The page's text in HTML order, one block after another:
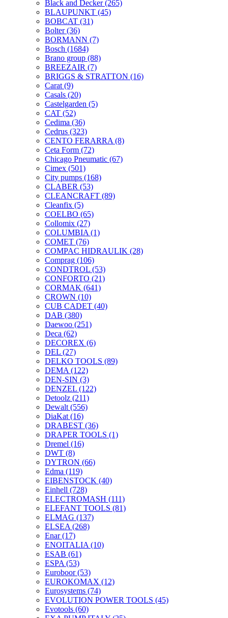
Black and Decker(265)
BLAUPUNKT (45)
BOBCAT (31)
Bolter(36)
BORMANN (7)
Bosch (1684)
Brano group (88)
BREEZAIR (7)
BRIGGS & STRATTON (16)
Carat (9)
Casals (20)
Castelgarden (5)
CAT (52)
Cedima (36)
Cedrus (323)
CENTO FERARRA (8)
Ceta Form (72)
Chicago Pneumatic (67)
Cimex (501)
City pumps (168)
CLABER (53)
CLEANCRAFT (89)
Cleanfix (5)
COELBO (65)
Collomix (27)
COLUMBIA (1)
COMET (76)
COMPAC HIDRAULIK (28)
Comprag (106)
CONDTROL (53)
CONFORTO (21)
CORMAK (641)
CROWN (10)
CUB CADET (40)
DAB (380)
Daewoo (251)
Deca (62)
DECOREX (6)
DEL (27)
DELKO TOOLS (89)
DEMA (122)
DEN-SIN (3)
DENZEL (122)
Detoolz (211)
Dewalt (556)
DiaKat (16)
DRABEST (36)
DRAPER TOOLS (1)
Dremel (16)
DWT (8)
DYTRON (66)
Edma (119)
EIBENSTOCK (40)
Einhell (728)
ELECTROMASH (111)
ELEFANT TOOLS (81)
ELMAG (137)
ELSEA (268)
Enar(17)
ENOITALIA (10)
ESAB (61)
ESPA (53)
Euroboor(53)
EUROKOMAX (12)
Eurosystems (74)
EVOLUTION POWER TOOLS (45)
Evotools (60)